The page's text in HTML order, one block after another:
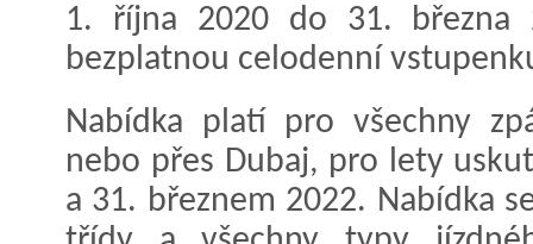
1. října 2020 do 31.
bezplatnou celodenní
Nabídka platí pro všechny
nebo přes Dubaj, pro lety
a 31. březnem 2022. Nabídka